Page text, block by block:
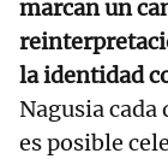
marcan un
la identidad
Nagusia
es posible